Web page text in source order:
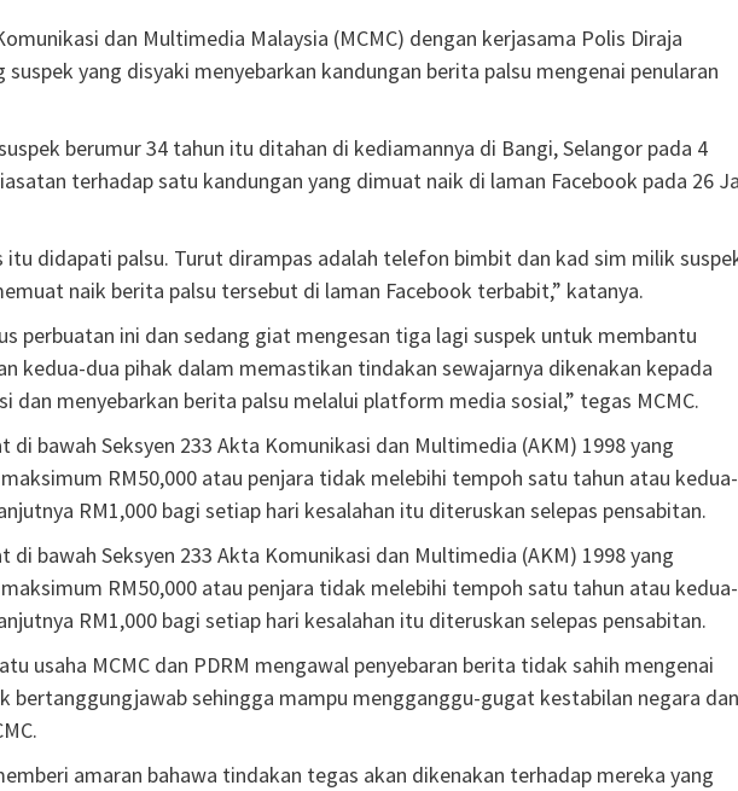
dan Multimedia Malaysia (MCMC) dengan kerjasama Polis Diraja
suspek yang disyaki menyebarkan kandungan berita palsu mengenai penularan
berumur 34 tahun itu ditahan di kediamannya di Bangi, Selangor pada 4
terhadap satu kandungan yang dimuat naik di laman Facebook pada 26
itu didapati palsu. Turut dirampas adalah telefon bimbit dan kad sim milik
naik berita palsu tersebut di laman Facebook terbabit,” katanya.
perbuatan ini dan sedang giat mengesan tiga lagi suspek untuk membantu
kedua-dua pihak dalam memastikan tindakan sewajarnya dikenakan kepada
dan menyebarkan berita palsu melalui platform media sosial,” tegas MCMC.
di bawah Seksyen 233 Akta Komunikasi dan Multimedia (AKM) 1998 yang
RM50,000 atau penjara tidak melebihi tempoh satu tahun atau kedua­-
RM1,000 bagi setiap hari kesalahan itu diteruskan selepas pensabitan.
di bawah Seksyen 233 Akta Komunikasi dan Multimedia (AKM) 1998 yang
RM50,000 atau penjara tidak melebihi tempoh satu tahun atau kedua­-
RM1,000 bagi setiap hari kesalahan itu diteruskan selepas pensabitan.
usaha MCMC dan PDRM mengawal penyebaran berita tidak sahih mengenai
bertanggungjawab sehingga mampu mengganggu-gugat kestabilan negara dan
amaran bahawa tindakan tegas akan dikenakan terhadap mereka yang